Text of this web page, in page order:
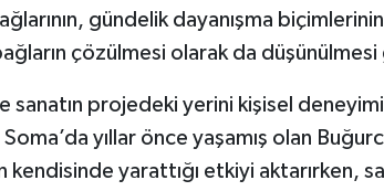
gündelik dayanışma
çözülmesi olarak da
sanatın projedeki yerini kişisel
yıllar önce yaşamış olan
yarattığı etkiyi aktarırken,